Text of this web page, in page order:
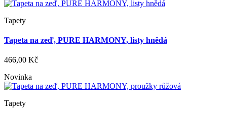
Tapety
Tapeta na zeď, PURE HARMONY, listy hnědá
466,00 Kč
Novinka
Tapety